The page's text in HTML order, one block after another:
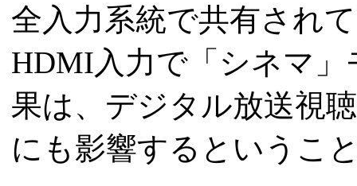
全入力系統で共有され
HDMI入力で「シネマ
果は、デジタル放送視
にも影響するというこ